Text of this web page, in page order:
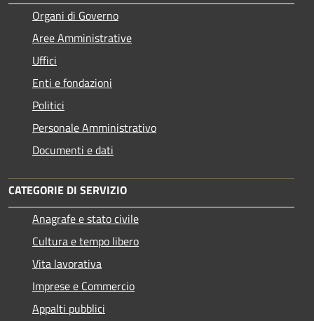
Organi di Governo
Aree Amministrative
Uffici
Enti e fondazioni
Politici
Personale Amministrativo
Documenti e dati
CATEGORIE DI SERVIZIO
Anagrafe e stato civile
Cultura e tempo libero
Vita lavorativa
Imprese e Commercio
Appalti pubblici